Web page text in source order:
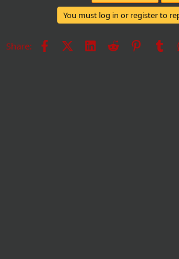
You must log in or register to
Share: Facebook LinkedInReddit Pinterest